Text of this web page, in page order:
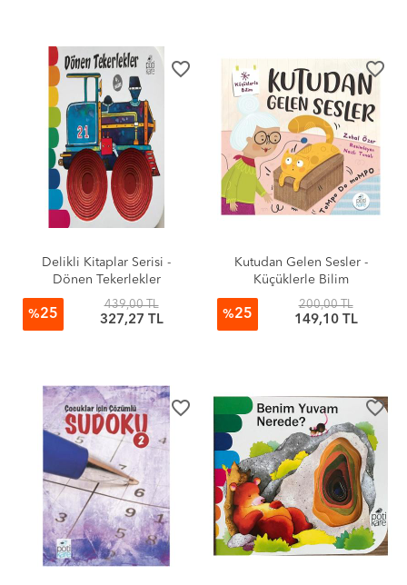
favorite_border
Delikli Kitaplar Serisi -
Dönen Tekerlekler
%25
439,00 TL
327,27 TL
favorite_border
Kutudan Gelen Sesler -
Küçüklerle Bilim
%25
200,00 TL
149,10 TL
favorite_border favorite_border